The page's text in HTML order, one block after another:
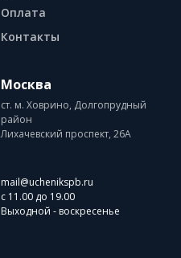
Оплата
Контакты
Москва
ст. м. Ховрино, Долгопрудный
район
Лихачевский проспект, 26А
mail@uchenikspb.ru
с 11.00 до 19.00
Выходной - воскресенье